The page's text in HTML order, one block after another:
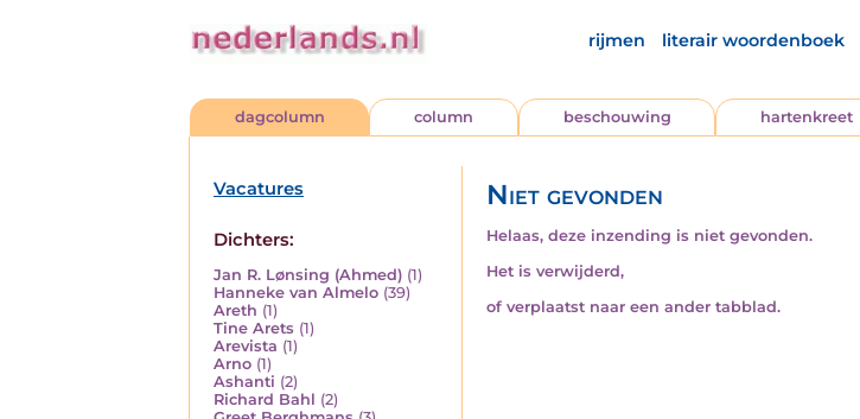
rijmen literair woordenboek
dagcolumn column beschouwing hartenkreet
Vacatures
Dichters:
Jan R. Lønsing (Ahmed) (1)
Hanneke van Almelo (39)
Areth (1)
Tine Arets (1)
Arevista (1)
Arno (1)
Ashanti (2)
Richard Bahl (2)
Niet gevonden
Helaas, deze inzending is niet gevonden.
Het is verwijderd,
of verplaatst naar een ander tabblad.